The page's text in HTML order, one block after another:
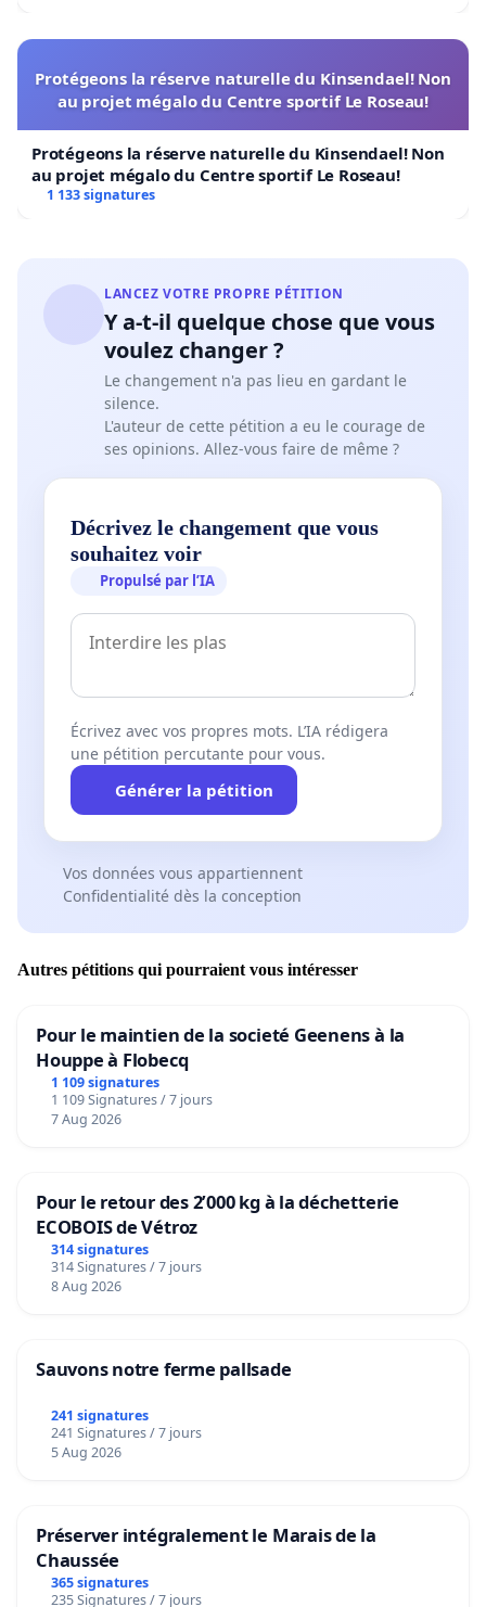
Protégeons la réserve naturelle du Kinsendael! Non
au projet mégalo du Centre sportif Le Roseau!
Protégeons la réserve naturelle du Kinsendael! Non
au projet mégalo du Centre sportif Le Roseau!
1 133 signatures
LANCEZ VOTRE PROPRE PÉTITION
Y a-t-il quelque chose que vous
voulez changer ?
Le changement n'a pas lieu en gardant le
silence.
L'auteur de cette pétition a eu le courage de
ses opinions. Allez-vous faire de même ?
Décrivez le changement que vous
souhaitez voir
Propulsé par l’IA
Écrivez avec vos propres mots. L’IA rédigera
une pétition percutante pour vous.
Générer la pétition
Vos données vous appartiennent
Confidentialité dès la conception
Autres pétitions qui pourraient vous intéresser
Pour le maintien de la societé Geenens à la
Houppe à Flobecq
1 109 signatures
1 109 Signatures / 7 jours
7 Aug 2026
Pour le retour des 2’000 kg à la déchetterie
ECOBOIS de Vétroz
314 signatures
314 Signatures / 7 jours
8 Aug 2026
Sauvons notre ferme pallsade
241 signatures
241 Signatures / 7 jours
5 Aug 2026
Préserver intégralement le Marais de la
Chaussée
365 signatures
235 Signatures / 7 jours